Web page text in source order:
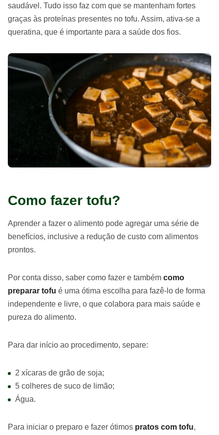
saudável. Tudo isso faz com que se mantenham fortes
graças às proteínas presentes no tofu. Assim, ativa-se a
queratina, que é importante para a saúde dos fios.
Como fazer tofu?
Aprender a fazer o alimento pode agregar uma série de
benefícios, inclusive a redução de custo com alimentos
prontos.
Por conta disso, saber como fazer e também como
preparar tofu é uma ótima escolha para fazê-lo de forma
independente e livre, o que colabora para mais saúde e
pureza do alimento.
Para dar início ao procedimento, separe:
2 xícaras de grão de soja;
5 colheres de suco de limão;
Água.
Para iniciar o preparo e fazer ótimos pratos com tofu,